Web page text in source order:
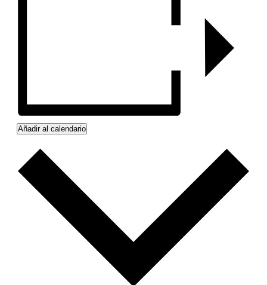
Añadir al calendario